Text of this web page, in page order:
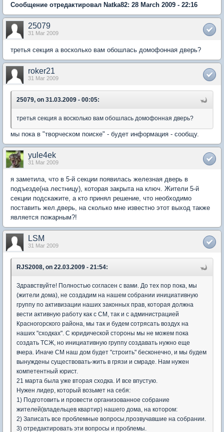
Сообщение отредактировал Natka82: 28 March 2009 - 22:16
25079
31 Mar 2009
третья секция а восколько вам обошлась домофонная дверь?
roker21
31 Mar 2009
25079, on 31.03.2009 - 00:05:
третья секция а восколько вам обошлась домофонная дверь?
мы пока в "творческом поиске" - будет информация - сообщу.
yule4ek
31 Mar 2009
я заметила, что в 5-й секции появилась железная дверь в
подъезде(на лестницу), которая закрыта на ключ. Жители 5-й
секции подскажите, а кто принял решение, что необходимо
поставить жел.дверь, на сколько мне известно этот выход также
является пожарным?!
LSM
31 Mar 2009
RJS2008, on 22.03.2009 - 21:54:
Здравствуйте! Полностью согласен с вами. До тех пор пока, мы
(жители дома), не создадим на нашем собрании инициативную
группу по активизации наших законных прав, которая должна
вести активную работу как с СМ, так и с администрацией
Красногорского района, мы так и будем сотрясать воздух на
наших "сходках". С юридической стороны мы не можем пока
создать ТСЖ, но инициативную группу создавать нужно еще
вчера. Иначе СМ наш дом будет "строить" бесконечно, и мы будем
вынуждены существовать-жить в грязи и смраде. Нам нужен
компетентный юрист.
21 марта была уже вторая сходка. И все впустую.
Нужен лидер, который возьмет на себя:
1) Подготовить и провести организованное собрание
жителей(владельцев квартир) нашего дома, на котором:
2) Записать все проблемные вопросы,прозвучавшие на собрании.
3) отредактировать эти вопросы и проблемы.